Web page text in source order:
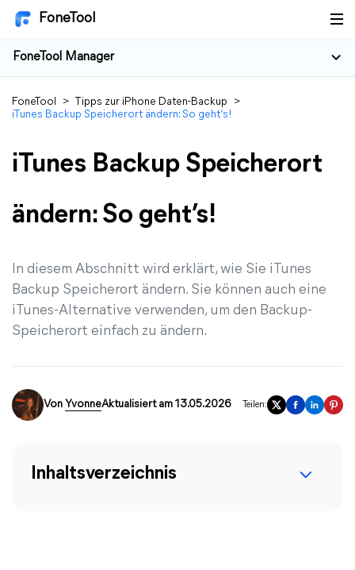
FoneTool
FoneTool Manager
FoneTool > Tipps zur iPhone Daten-Backup
>
iTunes Backup Speicherort ändern: So geht’s!
iTunes Backup Speicherort
ändern: So geht’s!
In diesem Abschnitt wird erklärt, wie Sie iTunes
Backup Speicherort ändern. Sie können auch eine
iTunes-Alternative verwenden, um den Backup-
Speicherort einfach zu ändern.
Von YvonneAktualisiert am 13.05.2026 Teilen:
Inhaltsverzeichnis